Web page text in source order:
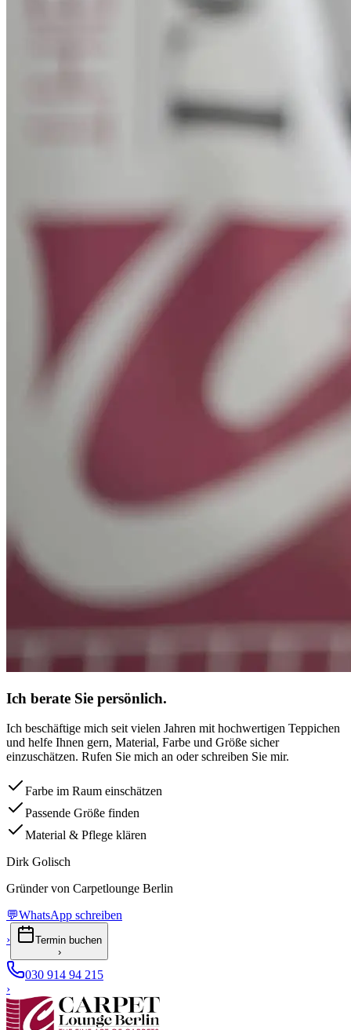
Ich berate Sie persönlich.
Ich beschäftige mich seit vielen Jahren mit hochwertigen Teppichen
und helfe Ihnen gern, Material, Farbe und Größe sicher
einzuschätzen. Rufen Sie mich an oder schreiben Sie mir.
Farbe im Raum einschätzen
Passende Größe finden
Material & Pflege klären
Dirk Golisch
Gründer von Carpetlounge Berlin
💬WhatsApp schreiben
›
Termin buchen
›
030 914 94 215
›